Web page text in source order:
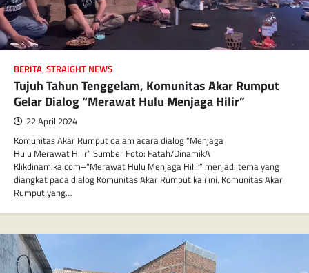
BERITA, STRAIGHT NEWS
Tujuh Tahun Tenggelam, Komunitas Akar Rumput
Gelar Dialog “Merawat Hulu Menjaga Hilir”
22 April 2024
Komunitas Akar Rumput dalam acara dialog “Menjaga
Hulu Merawat Hilir” Sumber Foto: Fatah/DinamikA
Klikdinamika.com–“Merawat Hulu Menjaga Hilir” menjadi tema yang
diangkat pada dialog Komunitas Akar Rumput kali ini. Komunitas Akar
Rumput yang…